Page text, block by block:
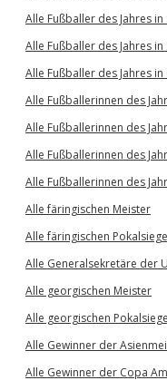
Alle Fußballer des Jahres in
Alle Fußballer des Jahres
Alle Fußballer des Jahres
Alle Fußballerinnen des
Alle Fußballerinnen des
Alle Fußballerinnen des
Alle Fußballerinnen des
Alle färingischen Meister
Alle färingischen
Alle Generalsekretäre der
Alle georgischen Meister
Alle georgischen
Alle Gewinner der
Alle Gewinner der Copa